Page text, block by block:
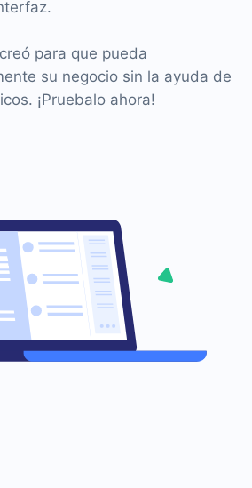
para que pueda
su negocio sin la ayuda de
¡Pruebalo ahora!